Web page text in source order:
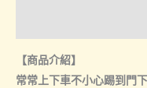
量
【商品介紹】
常常上下車不小心踢到門